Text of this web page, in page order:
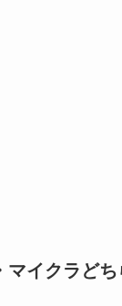
イクラどち